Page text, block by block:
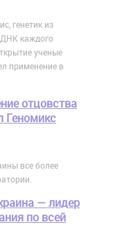
генетик из
каждого
ученые
применение в
отцовства
Геномикс
все более
— лидер
по всей